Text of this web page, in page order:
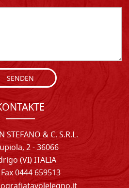
SENDEN
STEFANO & C. S.R.L.
2 - 36066
(VI) ITALIA
0444 659513